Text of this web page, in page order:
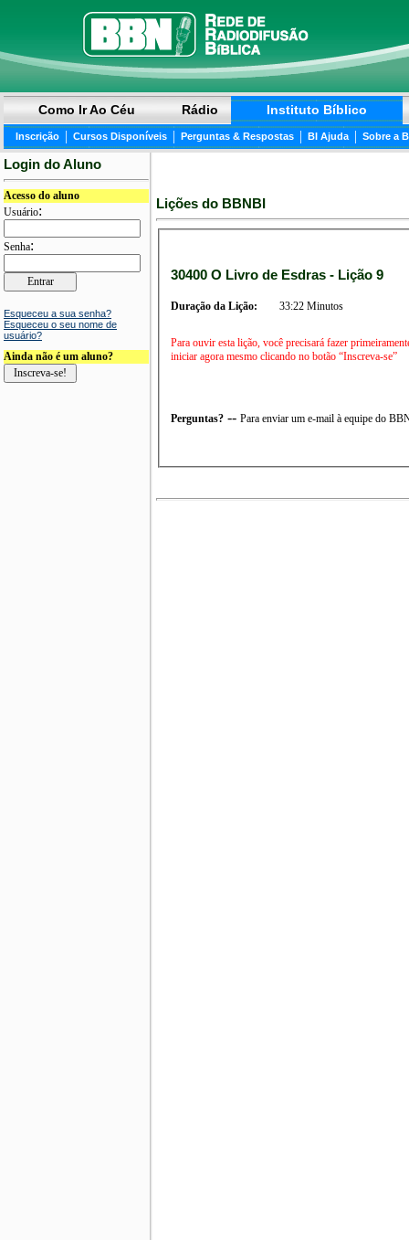
Como Ir Ao Céu Rádio Instituto Bíblico
Inscrição | Cursos Disponíveis | Perguntas & Respostas | BI Ajuda | Sobre a
Login do Aluno
Acesso do aluno
Usuário:
Senha:
Esqueceu a sua senha?
Esqueceu o seu nome de
usuário?
Ainda não é um aluno?
Lições do BBNBI
30400 O Livro de Esdras - Lição 9
Duração da Lição: 33:22 Minutos
Para ouvir esta lição, você precisará fazer
iniciar agora mesmo clicando no botão “Inscreva-se”
Perguntas? -- Para enviar um e-mail à equipe do